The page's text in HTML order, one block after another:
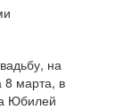
на
8 марта, в
Юбилей